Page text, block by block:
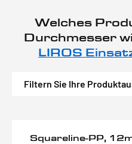
Welches
Durchmesser
LIROS
Filtern Sie Ihre
Squareline-PP,